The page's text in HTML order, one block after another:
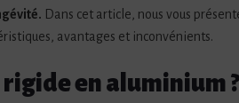
Dans cet article, nous vous
avantages et inconvénients.
en aluminium ?